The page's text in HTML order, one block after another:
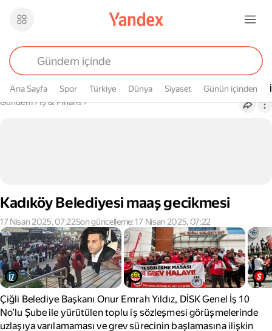
Ana Sayfa Spor Türkiye Dünya Siyaset Günün içinden
Buradasın
Gündem› İş & Finans›
Kadıköy Belediyesi maaş gecikmesi
17 Nisan 2025, 07:22Son güncelleme: 17 Nisan 2025, 07:22
Çiğli Belediye Başkanı Onur Emrah Yıldız, DİSK Genel İş 10
No’lu Şube ile yürütülen toplu iş sözleşmesi görüşmelerinde
uzlaşıya varılamaması ve grev sürecinin başlamasına ilişkin